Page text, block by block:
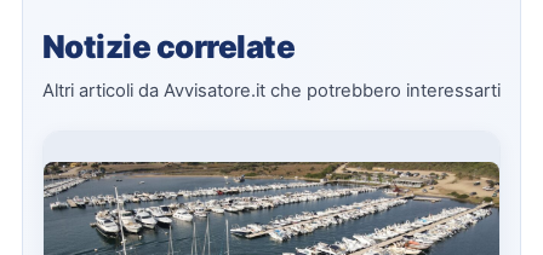
Notizie correlate
Altri articoli da Avvisatore.it che potrebbero interessarti